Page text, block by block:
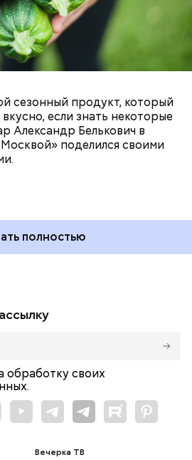
сезонный продукт, который
если знать некоторые
Александр Белькович в
поделился своими
полностью
обработку своих
Вечерка ТВ